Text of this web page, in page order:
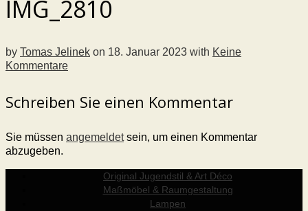
IMG_2810
by Tomas Jelinek on 18. Januar 2023 with Keine
Kommentare
Schreiben Sie einen Kommentar
Sie müssen angemeldetsein, um einen Kommentar
abzugeben.
Original Jugendstil & Art Déco
Maßmöbel & Raumgestaltung
Lampen